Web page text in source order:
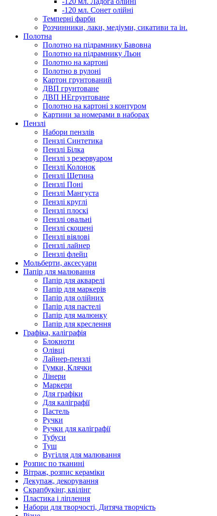
-120 мл. Сонет олійні
Темперні фарби
Розчинники, лаки, медіуми, сикативи та ін.
Полотна
Полотно на підрамнику Бавовна
Полотно на підрамнику Льон
Полотно на картоні
Полотно в рулоні
Картон грунтований
ДВП грунтоване
ДВП НЕгрунтоване
Полотно на картоні з контуром
Картини за номерами в наборах
Пензлі
Набори пензлів
Пензлі Синтетика
Пензлі Білка
Пензлі з резервуаром
Пензлі Колонок
Пензлі Щетина
Пензлі Поні
Пензлі Мангуста
Пензлі круглі
Пензлі плоскі
Пензлі овальні
Пензлі скошені
Пензлі віялові
Пензлі лайнер
Пензлі флейц
Мольберти, аксесуари
Папір для малювання
Папір для акварелі
Папір для маркерів
Папір для олійних
Папір для пастелі
Папір для малюнку
Папір для креслення
Графіка, каліграфія
Блокноти
Олівці
Лайнер-пензлі
Гумки, Клячки
Лінери
Маркери
Для графіки
Для каліграфії
Пастель
Ручки
Ручки для каліграфії
Тубуси
Туш
Вугілля для малювання
Розпис по тканині
Вітраж, розпис кераміки
Декупаж, декорування
Скрапбукінг, квілінг
Пластика і ліплення
Набори для творчості, Дитяча творчість